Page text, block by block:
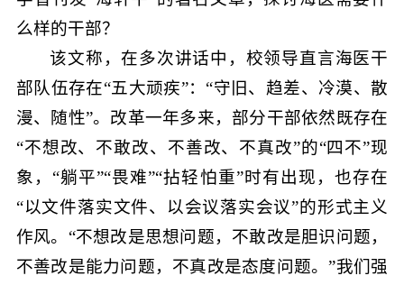
么样的干部？
该文称，在多次讲话中，校领导直言海医干
部队伍存在“五大顽疾”：“守旧、趋差、冷漠、散
漫、随性”。改革一年多来，部分干部依然既存在
“不想改、不敢改、不善改、不真改”的“四不”现
象，“躺平”“畏难”“拈轻怕重”时有出现，也存在
“以文件落实文件、以会议落实会议”的形式主义
作风。“不想改是思想问题，不敢改是胆识问题，
不善改是能力问题，不真改是态度问题。”我们强